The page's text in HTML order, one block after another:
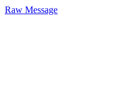
Raw Message